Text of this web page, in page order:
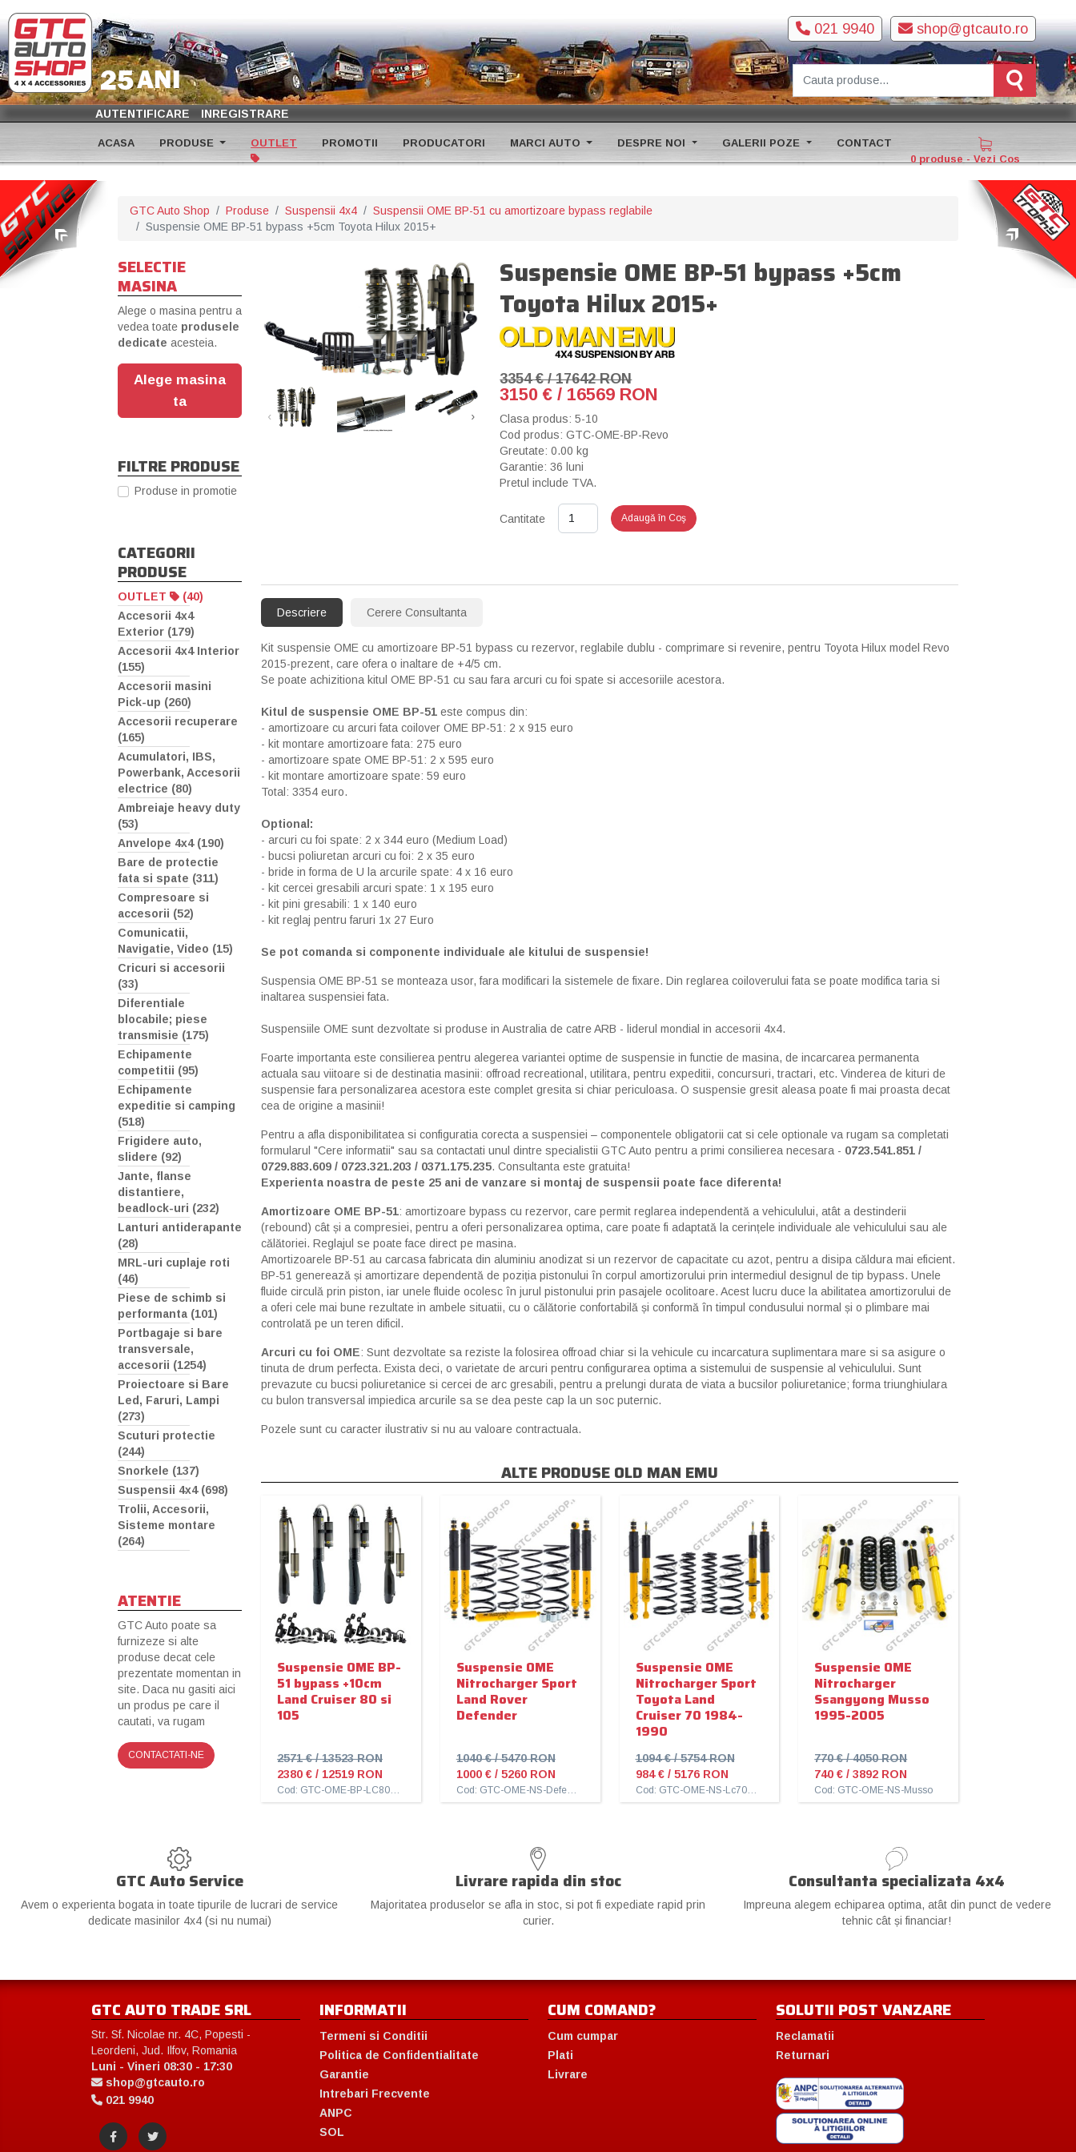
shop@gtcauto.ro
021 9940
AUTENTIFICARE INREGISTRARE
ACASA PRODUSE OUTLET PROMOTII PRODUCATORI MARCI AUTO DESPRE NOI GALERII POZE
CONTACT
0 produse - Vezi Cos
GTC Auto Shop Produse Suspensii 4x4
Suspensii OME BP-51 cu amortizoare bypass reglabile
Suspensie OME BP-51 bypass +5cm Toyota Hilux 2015+
‹ ›
Suspensie OME BP-51 bypass +5cm
Toyota Hilux 2015+
3354 € / 17642 RON
3150 € / 16569 RON
Clasa produs: 5-10
Cod produs: GTC-OME-BP-Revo
Greutate: 0.00 kg
Garantie: 36 luni
Pretul include TVA.
Cantitate Adaugă în Coş
Descriere Cerere Consultanta
Kit suspensie OME cu amortizoare BP-51 bypass cu rezervor, reglabile dublu - comprimare si revenire, pentru Toyota Hilux model Revo
2015-prezent, care ofera o inaltare de +4/5 cm.
Se poate achizitiona kitul OME BP-51 cu sau fara arcuri cu foi spate si accesoriile acestora.
Kitul de suspensie OME BP-51 este compus din:
- amortizoare cu arcuri fata coilover OME BP-51: 2 x 915 euro
- kit montare amortizoare fata: 275 euro
- amortizoare spate OME BP-51: 2 x 595 euro
- kit montare amortizoare spate: 59 euro
Total: 3354 euro.
Optional:
- arcuri cu foi spate: 2 x 344 euro (Medium Load)
- bucsi poliuretan arcuri cu foi: 2 x 35 euro
- bride in forma de U la arcurile spate: 4 x 16 euro
- kit cercei gresabili arcuri spate: 1 x 195 euro
- kit pini gresabili: 1 x 140 euro
- kit reglaj pentru faruri 1x 27 Euro
Se pot comanda si componente individuale ale kitului de suspensie!
Suspensia OME BP-51 se monteaza usor, fara modificari la sistemele de fixare. Din reglarea coiloverului fata se poate modifica taria si
inaltarea suspensiei fata.
Suspensiile OME sunt dezvoltate si produse in Australia de catre ARB - liderul mondial in accesorii 4x4.
Foarte importanta este consilierea pentru alegerea variantei optime de suspensie in functie de masina, de incarcarea permanenta
actuala sau viitoare si de destinatia masinii: offroad recreational, utilitara, pentru expeditii, concursuri, tractari, etc. Vinderea de kituri de
suspensie fara personalizarea acestora este complet gresita si chiar periculoasa. O suspensie gresit aleasa poate fi mai proasta decat
cea de origine a masinii!
Pentru a afla disponibilitatea si configuratia corecta a suspensiei – componentele obligatorii cat si cele optionale va rugam sa completati
formularul "Cere informatii" sau sa contactati unul dintre specialistii GTC Auto pentru a primi consilierea necesara - 0723.541.851 /
0729.883.609 / 0723.321.203 / 0371.175.235. Consultanta este gratuita!
Experienta noastra de peste 25 ani de vanzare si montaj de suspensii poate face diferenta!
Amortizoare OME BP-51: amortizoare bypass cu rezervor, care permit reglarea independentă a vehiculului, atât a destinderii
(rebound) cât și a compresiei, pentru a oferi personalizarea optima, care poate fi adaptată la cerințele individuale ale vehiculului sau ale
călătoriei. Reglajul se poate face direct pe masina.
Amortizoarele BP-51 au carcasa fabricata din aluminiu anodizat si un rezervor de capacitate cu azot, pentru a disipa căldura mai eficient.
BP-51 generează și amortizare dependentă de poziția pistonului în corpul amortizorului prin intermediul designul de tip bypass. Unele
fluide circulă prin piston, iar unele fluide ocolesc în jurul pistonului prin pasajele ocolitoare. Acest lucru duce la abilitatea amortizorului de
a oferi cele mai bune rezultate in ambele situatii, cu o călătorie confortabilă și conformă în timpul condusului normal și o plimbare mai
controlată pe un teren dificil.
Arcuri cu foi OME: Sunt dezvoltate sa reziste la folosirea offroad chiar si la vehicule cu incarcatura suplimentara mare si sa asigure o
tinuta de drum perfecta. Exista deci, o varietate de arcuri pentru configurarea optima a sistemului de suspensie al vehiculului. Sunt
prevazute cu bucsi poliuretanice si cercei de arc gresabili, pentru a prelungi durata de viata a bucsilor poliuretanice; forma triunghiulara
cu bulon transversal impiedica arcurile sa se dea peste cap la un soc puternic.
Pozele sunt cu caracter ilustrativ si nu au valoare contractuala.
ALTE PRODUSE OLD MAN EMU
Suspensie OME BP-
51 bypass +10cm
Land Cruiser 80 si
105
2571 € / 13523 RON
2380 € / 12519 RON
Suspensie OME
Nitrocharger Sport
Land Rover
Defender
1040 € / 5470 RON
1000 € / 5260 RON
Cod: GTC-OME-NS-Defender
Suspensie OME
Nitrocharger Sport
Toyota Land
Cruiser 70 1984-
1990
1094 € / 5754 RON
984 € / 5176 RON
Cod: GTC-OME-NS-Lc70<1990
Suspensie OME
Nitrocharger
Ssangyong Musso
1995-2005
770 € / 4050 RON
740 € / 3892 RON
Cod: GTC-OME-NS-Musso
SELECTIE
MASINA
Alege o masina pentru a
vedea toate produsele
dedicate acesteia.
Alege masina
ta
FILTRE PRODUSE
Produse in promotie
CATEGORII
PRODUSE
OUTLET
(40)
Accesorii 4x4
Exterior (179)
Accesorii 4x4 Interior
(155)
Accesorii masini
Pick-up (260)
Accesorii recuperare
(165)
Acumulatori, IBS,
Powerbank, Accesorii
electrice (80)
Ambreiaje heavy duty
(53)
Anvelope 4x4 (190)
Bare de protectie
fata si spate (311)
Compresoare si
accesorii (52)
Comunicatii,
Navigatie, Video (15)
Cricuri si accesorii
(33)
Diferentiale
blocabile; piese
transmisie (175)
Echipamente
competitii (95)
Echipamente
expeditie si camping
(518)
Frigidere auto,
slidere (92)
Jante, flanse
distantiere,
beadlock-uri (232)
Lanturi antiderapante
(28)
MRL-uri cuplaje roti
(46)
Piese de schimb si
performanta (101)
Portbagaje si bare
transversale,
accesorii (1254)
Proiectoare si Bare
Led, Faruri, Lampi
(273)
Scuturi protectie
(244)
Snorkele (137)
Suspensii 4x4 (698)
Trolii, Accesorii,
Sisteme montare
(264)
ATENTIE
GTC Auto poate sa
furnizeze si alte
produse decat cele
prezentate momentan in
site. Daca nu gasiti aici
un produs pe care il
cautati, va rugam
CONTACTATI-NE
GTC Auto Service
Avem o experienta bogata in toate tipurile de lucrari de service
dedicate masinilor 4x4 (si nu numai)
Livrare rapida din stoc
Majoritatea produselor se afla in stoc, si pot fi expediate rapid prin
curier.
Consultanta specializata 4x4
Impreuna alegem echiparea optima, atât din punct de vedere
tehnic cât și financiar!
GTC AUTO TRADE SRL
Str. Sf. Nicolae nr. 4C, Popesti -
Leordeni, Jud. Ilfov, Romania
Luni - Vineri 08:30 - 17:30
shop@gtcauto.ro
021 9940
INFORMATII
Termeni si Conditii
Politica de Confidentialitate
Garantie
Intrebari Frecvente
ANPC
SOL
CUM COMAND?
Cum cumpar
Plati
Livrare
SOLUTII POST VANZARE
Reclamatii
Returnari